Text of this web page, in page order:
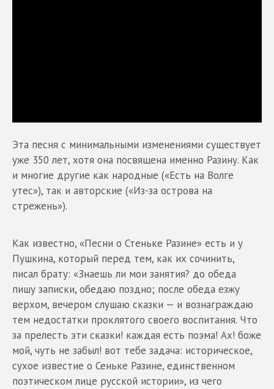
Эта песня с минимальными изменениями существует
уже 350 лет, хотя она посвящена именно Разину. Как
и многие другие как народные («Есть на Волге
утес»), так и авторские («Из-за острова на
стрежень»).
Как известно, «Песни о Стеньке Разине» есть и у
Пушкина, который перед тем, как их сочинить,
писал брату: «Знаешь ли мои занятия? до обеда
пишу записки, обедаю поздно; после обеда езжу
верхом, вечером слушаю сказки — и вознаграждаю
тем недостатки проклятого своего воспитания. Что
за прелесть эти сказки! каждая есть поэма! Ах! боже
мой, чуть не забыл! вот тебе задача: историческое,
сухое известие о Сеньке Разине, единственном
поэтическом лице русской истории», из чего